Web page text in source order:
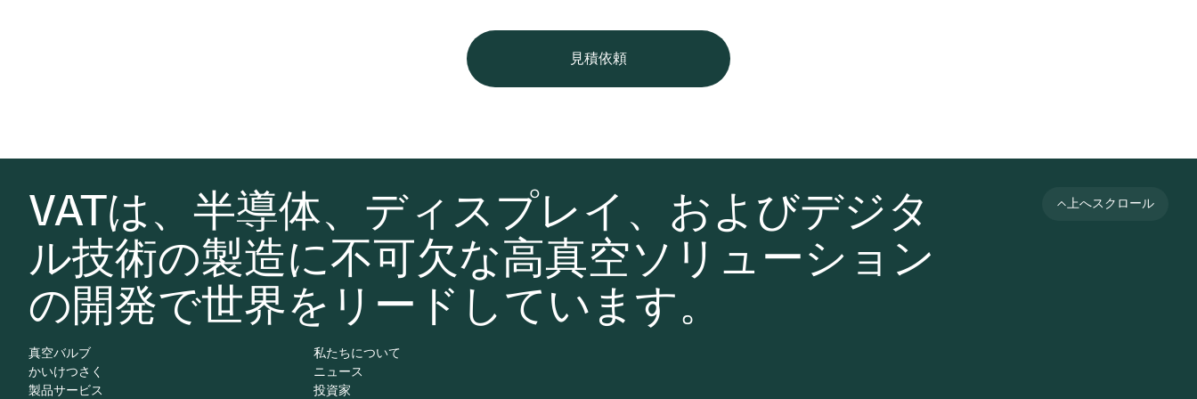
見積依頼
VATは、半導体、ディスプレイ、およびデジタ
ル技術の製造に不可欠な高真空ソリューション
の開発で世界をリードしています。
上へスクロール
真空バルブ
かいけつさく
製品サービス
私たちについて
ニュース
投資家